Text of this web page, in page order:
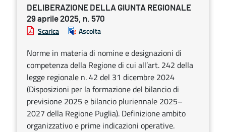
DELIBERAZIONE DELLA GIUNTA REGIONALE
29 aprile 2025, n. 570
Scarica Ascolta
Norme in materia di nomine e designazioni di
competenza della Regione di cui all’art. 242 della
legge regionale n. 42 del 31 dicembre 2024
(Disposizioni per la formazione del bilancio di
previsione 2025 e bilancio pluriennale 2025–
2027 della Regione Puglia). Definizione ambito
organizzativo e prime indicazioni operative.